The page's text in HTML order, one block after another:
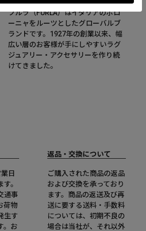
フルラ（FURLA）はイタリアのボロ
ーニャをルーツとしたグローバルブ
ランドです。1927年の創業以来、幅
広い層のお客様が手にしやすいラグ
ジュアリー・アクセサリーを作り続
けてきました。
日
。
通事
荷物
生す
。お
返品・交換について
ご購入された商品の返品
および交換を承っており
ます。商品の返送及び再
送に要する送料・手数料
については、初期不良の
場合は当社が、それ以外